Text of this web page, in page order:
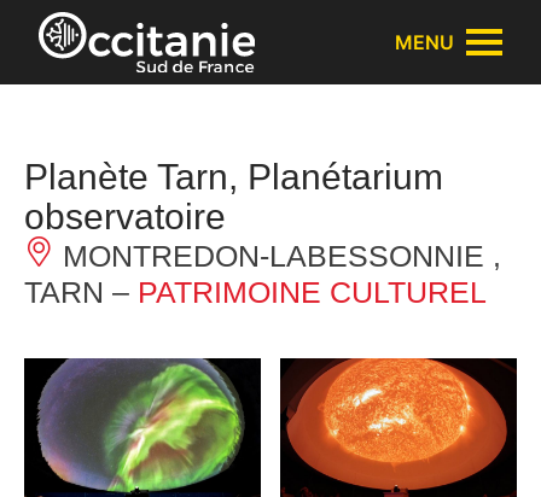
Panneau de gestion des cookies
MENU
Planète Tarn, Planétarium
observatoire
MONTREDON-LABESSONNIE ,
TARN – PATRIMOINE CULTUREL